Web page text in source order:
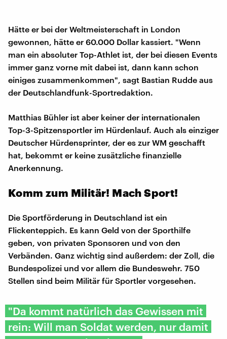
Hätte er bei der Weltmeisterschaft in London
gewonnen, hätte er 60.000 Dollar kassiert. "Wenn
man ein absoluter Top-Athlet ist, der bei diesen Events
immer ganz vorne mit dabei ist, dann kann schon
einiges zusammenkommen", sagt Bastian Rudde aus
der Deutschlandfunk-Sportredaktion.
Matthias Bühler ist aber keiner der internationalen
Top-3-Spitzensportler im Hürdenlauf. Auch als einziger
Deutscher Hürdensprinter, der es zur WM geschafft
hat, bekommt er keine zusätzliche finanzielle
Anerkennung.
Komm zum Militär! Mach Sport!
Die Sportförderung in Deutschland ist ein
Flickenteppich. Es kann Geld von der Sporthilfe
geben, von privaten Sponsoren und von den
Verbänden. Ganz wichtig sind außerdem: der Zoll, die
Bundespolizei und vor allem die Bundeswehr. 750
Stellen sind beim Militär für Sportler vorgesehen.
"Da kommt natürlich das Gewissen mit
rein: Will man Soldat werden, nur damit